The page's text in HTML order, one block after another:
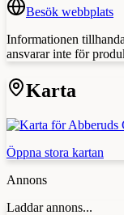
Besök webbplats
Informationen
ansvarar inte för
Karta
Öppna stora kartan
Annons
Laddar annons...